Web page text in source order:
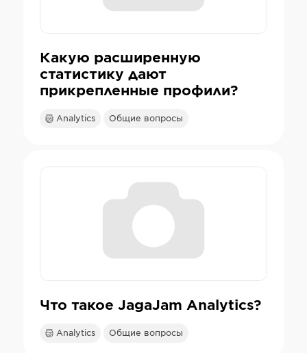
Какую расширенную
статистику дают
прикрепленные профили?
Analytics Общие вопросы
Что такое JagaJam Analytics?
Analytics Общие вопросы